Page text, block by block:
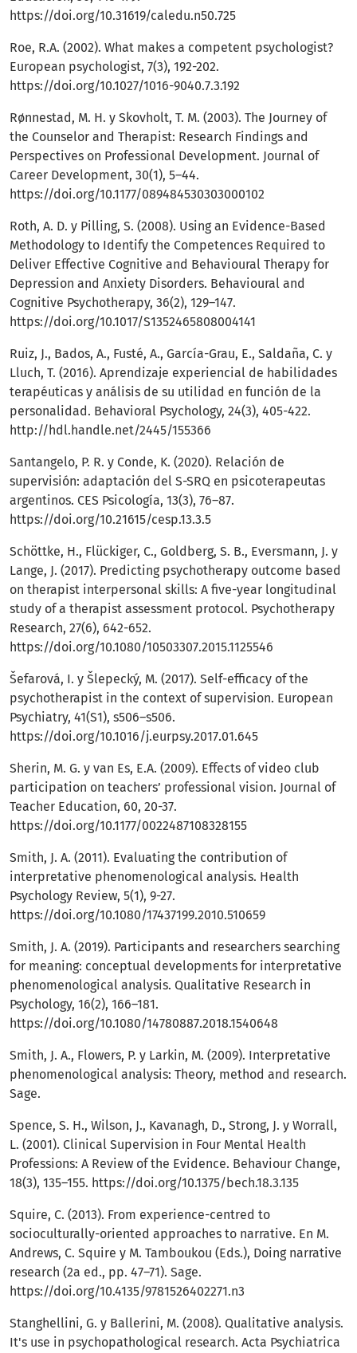
https://doi.org/10.31619/caledu.n50.725
Roe, R.A. (2002). What makes a competent psychologist?
European psychologist, 7(3), 192-202.
https://doi.org/10.1027/1016-9040.7.3.192
Rønnestad, M. H. y Skovholt, T. M. (2003). The Journey of
the Counselor and Therapist: Research Findings and
Perspectives on Professional Development. Journal of
Career Development, 30(1), 5–44.
https://doi.org/10.1177/089484530303000102
Roth, A. D. y Pilling, S. (2008). Using an Evidence-Based
Methodology to Identify the Competences Required to
Deliver Effective Cognitive and Behavioural Therapy for
Depression and Anxiety Disorders. Behavioural and
Cognitive Psychotherapy, 36(2), 129–147.
https://doi.org/10.1017/S1352465808004141
Ruiz, J., Bados, A., Fusté, A., García-Grau, E., Saldaña, C. y
Lluch, T. (2016). Aprendizaje experiencial de habilidades
terapéuticas y análisis de su utilidad en función de la
personalidad. Behavioral Psychology, 24(3), 405-422.
http://hdl.handle.net/2445/155366
Santangelo, P. R. y Conde, K. (2020). Relación de
supervisión: adaptación del S-SRQ en psicoterapeutas
argentinos. CES Psicología, 13(3), 76–87.
https://doi.org/10.21615/cesp.13.3.5
Schöttke, H., Flückiger, C., Goldberg, S. B., Eversmann, J. y
Lange, J. (2017). Predicting psychotherapy outcome based
on therapist interpersonal skills: A five-year longitudinal
study of a therapist assessment protocol. Psychotherapy
Research, 27(6), 642-652.
https://doi.org/10.1080/10503307.2015.1125546
Šefarová, I. y Šlepecký, M. (2017). Self-efficacy of the
psychotherapist in the context of supervision. European
Psychiatry, 41(S1), s506–s506.
https://doi.org/10.1016/j.eurpsy.2017.01.645
Sherin, M. G. y van Es, E.A. (2009). Effects of video club
participation on teachers’ professional vision. Journal of
Teacher Education, 60, 20-37.
https://doi.org/10.1177/0022487108328155
Smith, J. A. (2011). Evaluating the contribution of
interpretative phenomenological analysis. Health
Psychology Review, 5(1), 9-27.
https://doi.org/10.1080/17437199.2010.510659
Smith, J. A. (2019). Participants and researchers searching
for meaning: conceptual developments for interpretative
phenomenological analysis. Qualitative Research in
Psychology, 16(2), 166–181.
https://doi.org/10.1080/14780887.2018.1540648
Smith, J. A., Flowers, P. y Larkin, M. (2009). Interpretative
phenomenological analysis: Theory, method and research.
Sage.
Spence, S. H., Wilson, J., Kavanagh, D., Strong, J. y Worrall,
L. (2001). Clinical Supervision in Four Mental Health
Professions: A Review of the Evidence. Behaviour Change,
18(3), 135–155. https://doi.org/10.1375/bech.18.3.135
Squire, C. (2013). From experience-centred to
socioculturally-oriented approaches to narrative. En M.
Andrews, C. Squire y M. Tamboukou (Eds.), Doing narrative
research (2a ed., pp. 47–71). Sage.
https://doi.org/10.4135/9781526402271.n3
Stanghellini, G. y Ballerini, M. (2008). Qualitative analysis.
It's use in psychopathological research. Acta Psychiatrica